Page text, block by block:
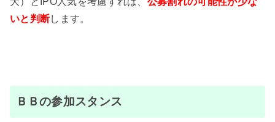
いと判断します。
ＢＢの参加スタンス